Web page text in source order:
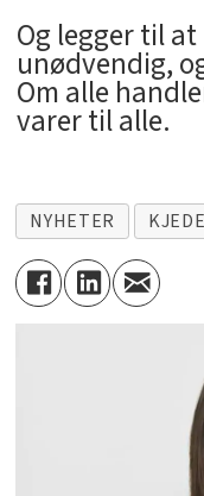
Og legger til
unødvendig,
Om alle
varer til alle.
NYHETER